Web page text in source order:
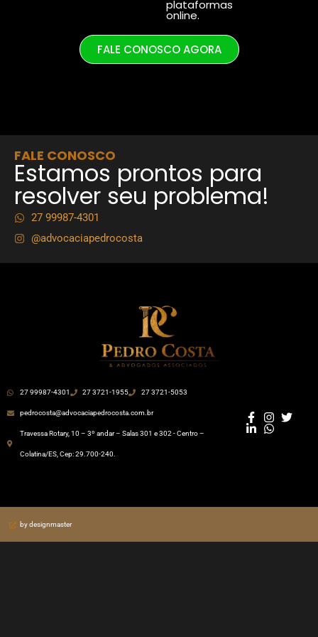
plataformas
online.
FALE CONOSCO AGORA
FALE CONOSCO
Estamos prontos para
resolver seu problema!
27 99987-4301
@advocaciapedrocosta
27 99987-4301 27 3721-1955 27 3721-5053
pedrocosta@advocaciapedrocosta.com.br
Travessa Rotary, 10 – 3º andar – Salas 301 e 302 - Centro –
Colatina/ES, Cep: 29.700-240.
by designmaster